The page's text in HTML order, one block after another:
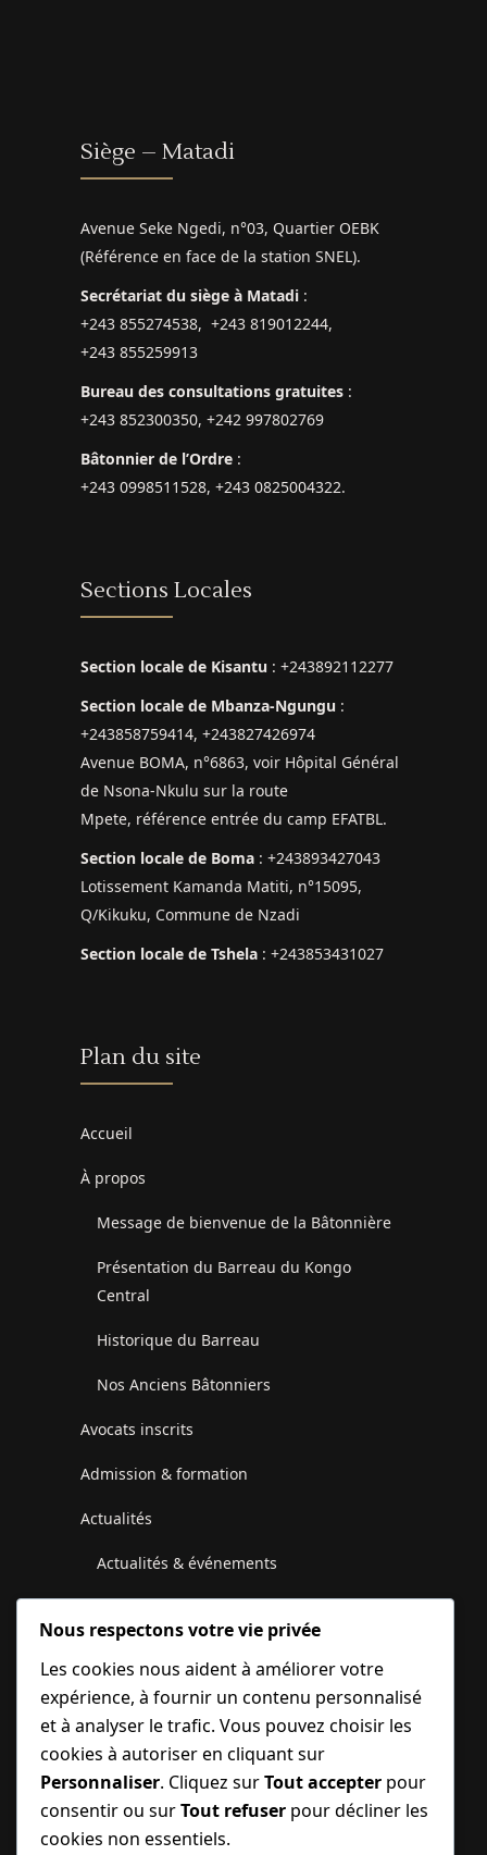
Siège – Matadi
Avenue Seke Ngedi, n°03, Quartier OEBK
(Référence en face de la station SNEL).
Secrétariat du siège à Matadi :
+243 855274538, +243 819012244,
+243 855259913
Bureau des consultations gratuites :
+243 852300350, +242 997802769
Bâtonnier de l’Ordre :
+243 0998511528, +243 0825004322.
Sections Locales
Section locale de Kisantu : +243892112277
Section locale de Mbanza-Ngungu :
+243858759414, +243827426974
Avenue BOMA, n°6863, voir Hôpital Général
de Nsona-Nkulu sur la route
Mpete, référence entrée du camp EFATBL.
Section locale de Boma : +243893427043
Lotissement Kamanda Matiti, n°15095,
Q/Kikuku, Commune de Nzadi
Section locale de Tshela : +243853431027
Plan du site
Accueil
À propos
Message de bienvenue de la Bâtonnière
Présentation du Barreau du Kongo
Central
Historique du Barreau
Nos Anciens Bâtonniers
Avocats inscrits
Admission & formation
Actualités
Actualités & événements
Juridique
Contactez-nous
MonBarreau
Nous respectons votre vie privée
Les cookies nous aident à améliorer votre
expérience, à fournir un contenu personnalisé
et à analyser le trafic. Vous pouvez choisir les
cookies à autoriser en cliquant sur
Personnaliser. Cliquez surTout accepter pour
consentir ou surTout refuser pour décliner les
cookies non essentiels.